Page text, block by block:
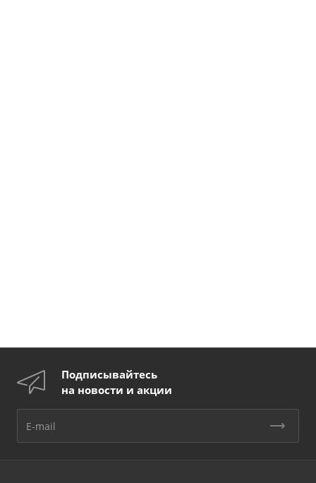
Подписывайтесь
на новости и акции